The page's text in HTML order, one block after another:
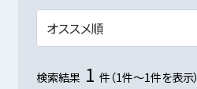
検索結果 1 件（1件～1件を表示）